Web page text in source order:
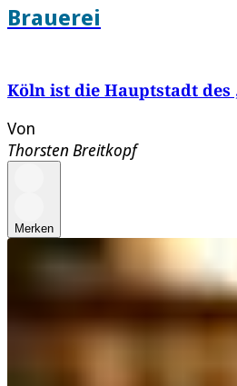
Brauerei
Köln ist die Hauptstadt des
Von
Thorsten Breitkopf
Merken